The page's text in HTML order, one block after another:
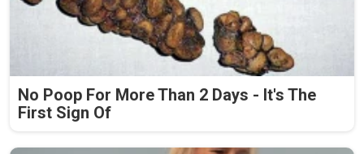
No Poop For More Than 2 Days - It's The
First Sign Of